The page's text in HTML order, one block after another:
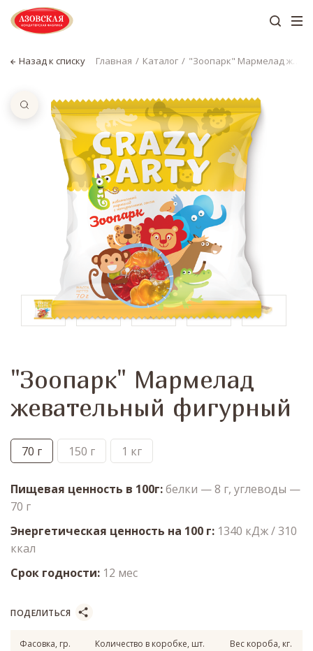
Назад к списку Главная Каталог "Зоопарк" Мармелад жевательный фигурный
"Зоопарк" Мармелад
жевательный фигурный
70 г 150 г 1 кг
Пищевая ценность в 100г белки — 8 г, углеводы —
70 г
Энергетическая ценность на 100 г 1340 кДж / 310
ккал
Срок годности 12 мес
ПОДЕЛИТЬСЯ
Фасовка, гр. Количество в коробке, шт. Вес короба, кг.